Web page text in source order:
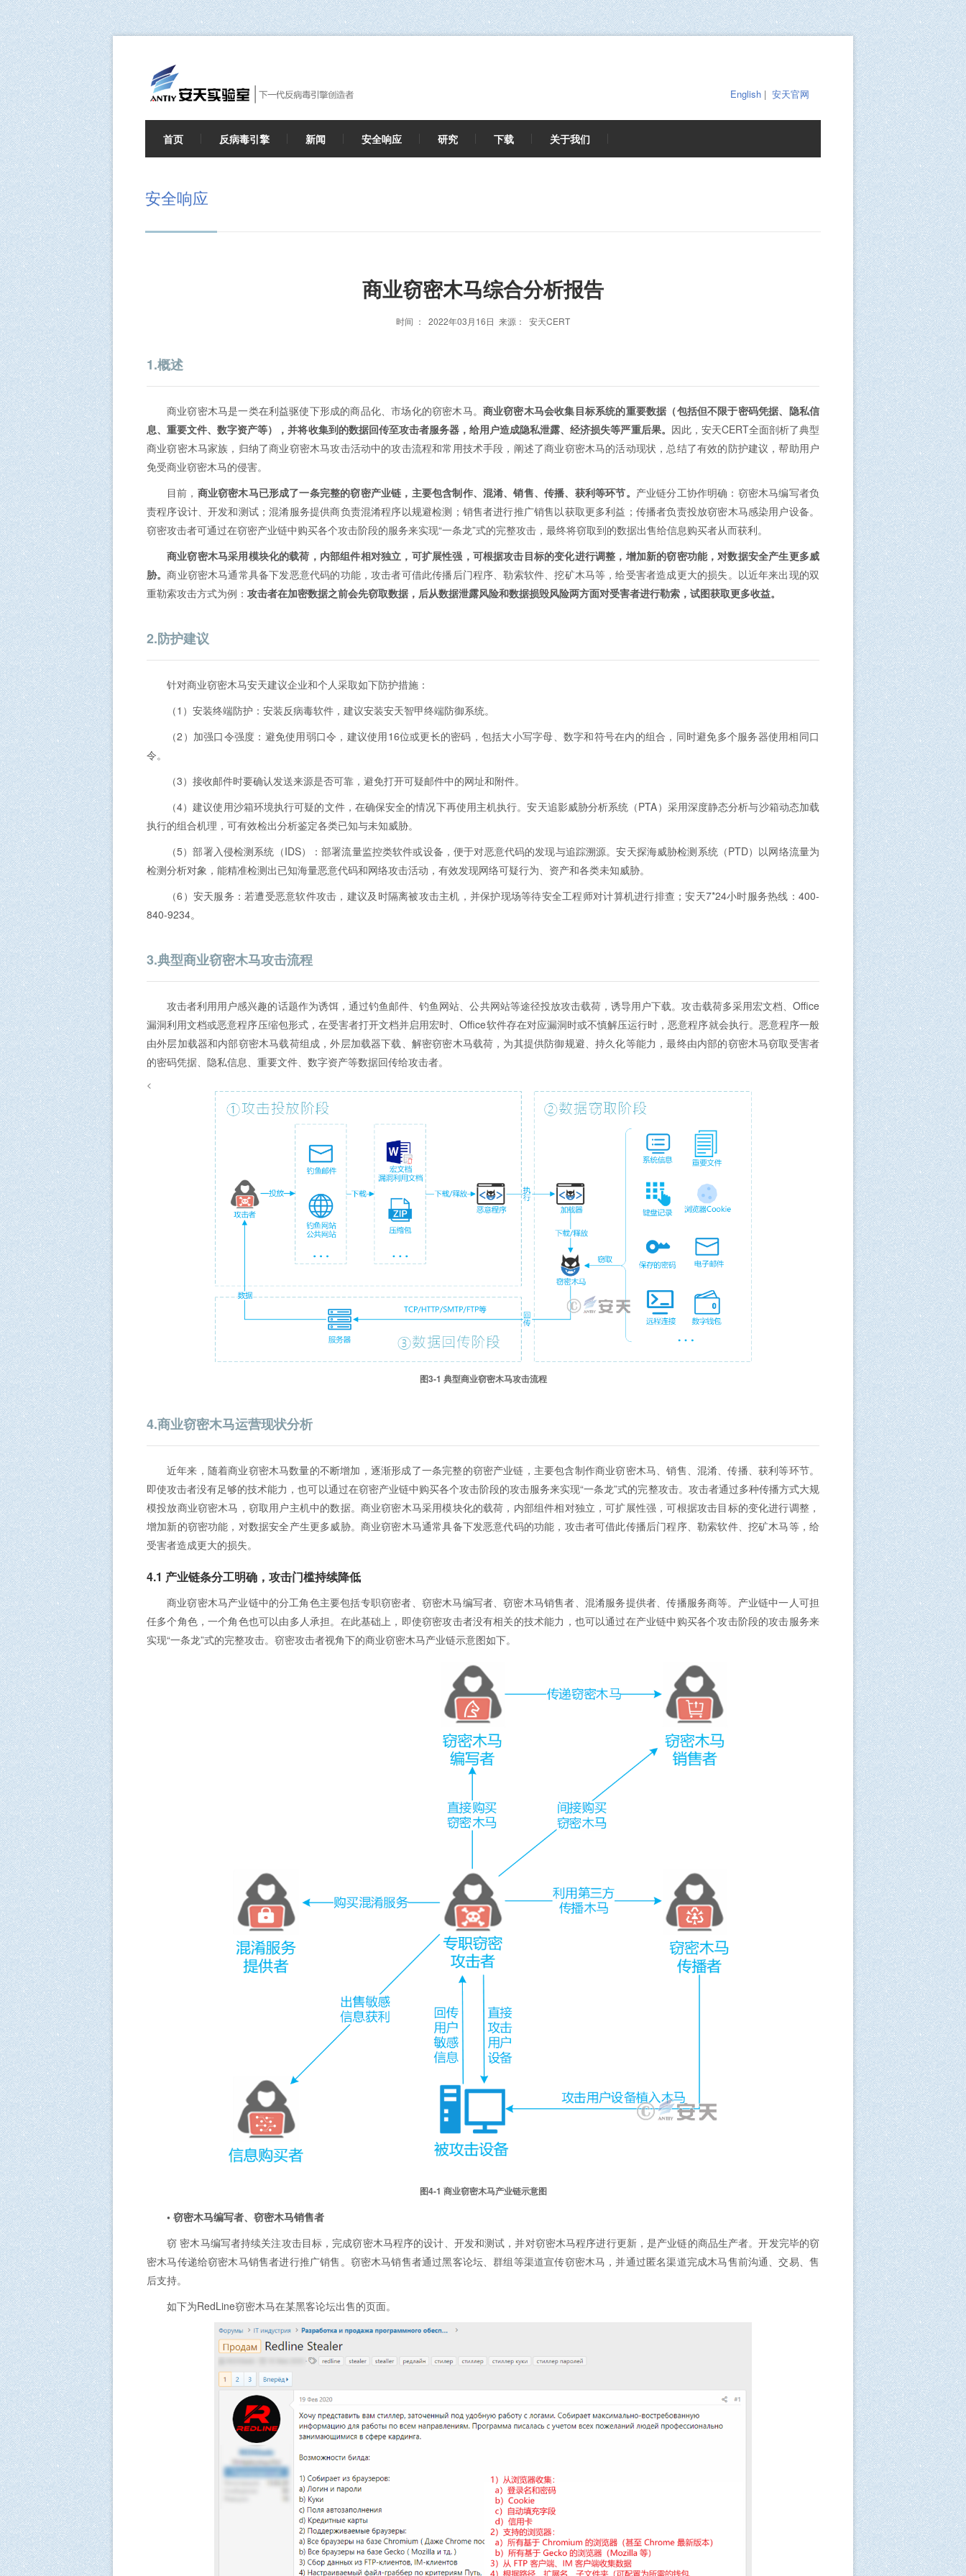
English | 安天官网
首页 反病毒引擎 新闻 安全响应 研究 下载 关于我们
安全响应
商业窃密木马综合分析报告
时间 ： 2022年03月16日 来源： 安天CERT
1.概述
商业窃密木马是一类在利益驱使下形成的商品化、市场化的窃密木马。 商业窃密木马会收集目标系统的重要数据（包括但不限于密码凭据、隐私信
息、重要文件、数字资产等），并将收集到的数据回传至攻击者服务器，给用户造成隐私泄露、经济损失等严重后果。 因此，安天CERT全面剖析了典型
商业窃密木马家族，归纳了商业窃密木马攻击活动中的攻击流程和常用技术手段，阐述了商业窃密木马的活动现状，总结了有效的防护建议，帮助用户
免受商业窃密木马的侵害。
目前， 商业窃密木马已形成了一条完整的窃密产业链，主要包含制作、混淆、销售、传播、获利等环节。 产业链分工协作明确：窃密木马编写者负
责程序设计、开发和测试；混淆服务提供商负责混淆程序以规避检测；销售者进行推广销售以获取更多利益；传播者负责投放窃密木马感染用户设备。
窃密攻击者可通过在窃密产业链中购买各个攻击阶段的服务来实现“一条龙”式的完整攻击，最终将窃取到的数据出售给信息购买者从而获利。
商业窃密木马采用模块化的载荷，内部组件相对独立，可扩展性强，可根据攻击目标的变化进行调整，增加新的窃密功能，对数据安全产生更多威
胁。商业窃密木马通常具备下发恶意代码的功能，攻击者可借此传播后门程序、勒索软件、挖矿木马等，给受害者造成更大的损失。以近年来出现的双
重勒索攻击方式为例： 攻击者在加密数据之前会先窃取数据，后从数据泄露风险和数据损毁风险两方面对受害者进行勒索，试图获取更多收益。
2.防护建议
针对商业窃密木马安天建议企业和个人采取如下防护措施：
（1）安装终端防护：安装反病毒软件，建议安装安天智甲终端防御系统。
（2）加强口令强度：避免使用弱口令，建议使用16位或更长的密码，包括大小写字母、数字和符号在内的组合，同时避免多个服务器使用相同口
令。
（3）接收邮件时要确认发送来源是否可靠，避免打开可疑邮件中的网址和附件。
（4）建议使用沙箱环境执行可疑的文件，在确保安全的情况下再使用主机执行。安天追影威胁分析系统（PTA）采用深度静态分析与沙箱动态加载
执行的组合机理，可有效检出分析鉴定各类已知与未知威胁。
（5）部署入侵检测系统（IDS）：部署流量监控类软件或设备，便于对恶意代码的发现与追踪溯源。安天探海威胁检测系统（PTD）以网络流量为
检测分析对象，能精准检测出已知海量恶意代码和网络攻击活动，有效发现网络可疑行为、资产和各类未知威胁。
（6）安天服务：若遭受恶意软件攻击，建议及时隔离被攻击主机，并保护现场等待安全工程师对计算机进行排查；安天7*24小时服务热线：400-
840-9234。
3.典型商业窃密木马攻击流程
攻击者利用用户感兴趣的话题作为诱饵，通过钓鱼邮件、钓鱼网站、公共网站等途径投放攻击载荷，诱导用户下载。攻击载荷多采用宏文档、Office
漏洞利用文档或恶意程序压缩包形式，在受害者打开文档并启用宏时、Office软件存在对应漏洞时或不慎解压运行时，恶意程序就会执行。恶意程序一般
由外层加载器和内部窃密木马载荷组成，外层加载器下载、解密窃密木马载荷，为其提供防御规避、持久化等能力，最终由内部的窃密木马窃取受害者
的密码凭据、隐私信息、重要文件、数字资产等数据回传给攻击者。
<
图3-1 典型商业窃密木马攻击流程
4.商业窃密木马运营现状分析
近年来，随着商业窃密木马数量的不断增加，逐渐形成了一条完整的窃密产业链，主要包含制作商业窃密木马、销售、混淆、传播、获利等环节。
即使攻击者没有足够的技术能力，也可以通过在窃密产业链中购买各个攻击阶段的攻击服务来实现“一条龙”式的完整攻击。攻击者通过多种传播方式大规
模投放商业窃密木马，窃取用户主机中的数据。商业窃密木马采用模块化的载荷，内部组件相对独立，可扩展性强，可根据攻击目标的变化进行调整，
增加新的窃密功能，对数据安全产生更多威胁。商业窃密木马通常具备下发恶意代码的功能，攻击者可借此传播后门程序、勒索软件、挖矿木马等，给
受害者造成更大的损失。
4.1 产业链条分工明确，攻击门槛持续降低
商业窃密木马产业链中的分工角色主要包括专职窃密者、窃密木马编写者、窃密木马销售者、混淆服务提供者、传播服务商等。产业链中一人可担
任多个角色，一个角色也可以由多人承担。在此基础上，即使窃密攻击者没有相关的技术能力，也可以通过在产业链中购买各个攻击阶段的攻击服务来
实现“一条龙”式的完整攻击。窃密攻击者视角下的商业窃密木马产业链示意图如下。
图4-1 商业窃密木马产业链示意图
• 窃密木马编写者、窃密木马销售者
窃 密木马编写者持续关注攻击目标，完成窃密木马程序的设计、开发和测试，并对窃密木马程序进行更新，是产业链的商品生产者。开发完毕的窃
密木马传递给窃密木马销售者进行推广销售。窃密木马销售者通过黑客论坛、群组等渠道宣传窃密木马，并通过匿名渠道完成木马售前沟通、交易、售
后支持。
如下为RedLine窃密木马在某黑客论坛出售的页面。